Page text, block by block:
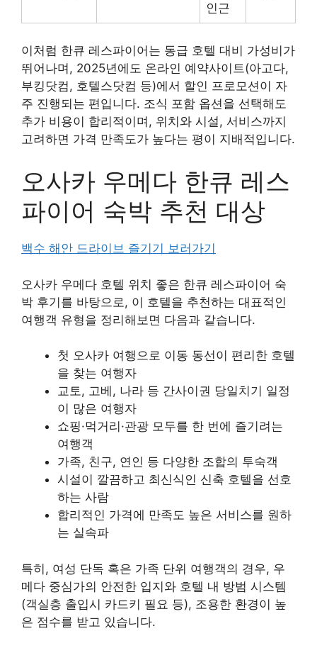
인근
이처럼 한큐 레스파이어는 동급 호텔 대비 가성비가
뛰어나며, 2025년에도 온라인 예약사이트(아고다,
부킹닷컴, 호텔스닷컴 등)에서 할인 프로모션이 자
주 진행되는 편입니다. 조식 포함 옵션을 선택해도
추가 비용이 합리적이며, 위치와 시설, 서비스까지
고려하면 가격 만족도가 높다는 평이 지배적입니다.
오사카 우메다 한큐 레스
파이어 숙박 추천 대상
백수 해안 드라이브 즐기기 보러가기
오사카 우메다 호텔 위치 좋은 한큐 레스파이어 숙
박 후기를 바탕으로, 이 호텔을 추천하는 대표적인
여행객 유형을 정리해보면 다음과 같습니다.
첫 오사카 여행으로 이동 동선이 편리한 호텔
을 찾는 여행자
교토, 고베, 나라 등 간사이권 당일치기 일정
이 많은 여행자
쇼핑·먹거리·관광 모두를 한 번에 즐기려는
여행객
가족, 친구, 연인 등 다양한 조합의 투숙객
시설이 깔끔하고 최신식인 신축 호텔을 선호
하는 사람
합리적인 가격에 만족도 높은 서비스를 원하
는 실속파
특히, 여성 단독 혹은 가족 단위 여행객의 경우, 우
메다 중심가의 안전한 입지와 호텔 내 방범 시스템
(객실층 출입시 카드키 필요 등), 조용한 환경이 높
은 점수를 받고 있습니다.